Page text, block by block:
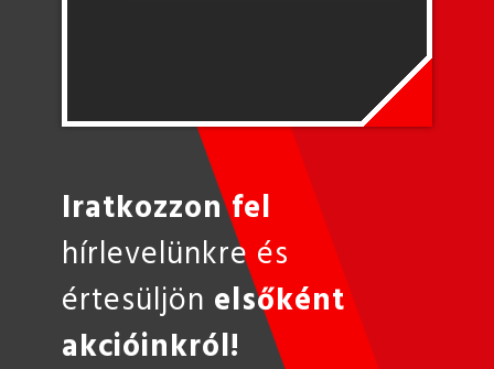
Iratkozzon fel
hírlevelünkre és
értesüljön elsőként
akcióinkról!